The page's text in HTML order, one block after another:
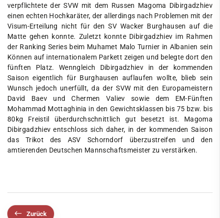
verpflichtete der SVW mit dem Russen Magoma Dibirgadzhiev
einen echten Hochkaräter, der allerdings nach Problemen mit der
Visum-Erteilung nicht für den SV Wacker Burghausen auf die
Matte gehen konnte. Zuletzt konnte Dibirgadzhiev im Rahmen
der Ranking Series beim Muhamet Malo Turnier in Albanien sein
Können auf internationalem Parkett zeigen und belegte dort den
fünften Platz. Wenngleich Dibirgadzhiev in der kommenden
Saison eigentlich für Burghausen auflaufen wollte, blieb sein
Wunsch jedoch unerfüllt, da der SVW mit den Europameistern
David Baev und Chermen Valiev sowie dem EM-Fünften
Mohammad Mottaghinia in den Gewichtsklassen bis 75 bzw. bis
80kg Freistil überdurchschnittlich gut besetzt ist. Magoma
Dibirgadzhiev entschloss sich daher, in der kommenden Saison
das Trikot des ASV Schorndorf überzustreifen und den
amtierenden Deutschen Mannschaftsmeister zu verstärken.
Zurück